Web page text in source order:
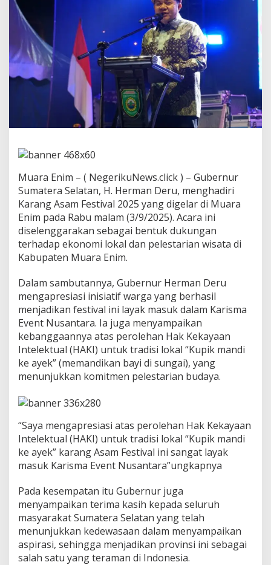
E
o
n
m
L
e
w
a
t
K
a
r
a
A
s
a
m
F
e
s
t
i
i
M
u
a
E
n
i
m
Muara Enim – ( NegerikuNews.click ) – Gubernur
Sumatera Selatan, H. Herman Deru, menghadiri
Karang Asam Festival 2025 yang digelar di Muara
Enim pada Rabu malam (3/9/2025). Acara ini
diselenggarakan sebagai bentuk dukungan
terhadap ekonomi lokal dan pelestarian wisata di
Kabupaten Muara Enim.
Dalam sambutannya, Gubernur Herman Deru
mengapresiasi inisiatif warga yang berhasil
menjadikan festival ini layak masuk dalam Karisma
Event Nusantara. Ia juga menyampaikan
kebanggaannya atas perolehan Hak Kekayaan
Intelektual (HAKI) untuk tradisi lokal “Kupik mandi
ke ayek” (memandikan bayi di sungai), yang
menunjukkan komitmen pelestarian budaya.
“Saya mengapresiasi atas perolehan Hak Kekayaan
Intelektual (HAKI) untuk tradisi lokal “Kupik mandi
ke ayek” karang Asam Festival ini sangat layak
masuk Karisma Event Nusantara”ungkapnya
Pada kesempatan itu Gubernur juga
menyampaikan terima kasih kepada seluruh
masyarakat Sumatera Selatan yang telah
menunjukkan kedewasaan dalam menyampaikan
aspirasi, sehingga menjadikan provinsi ini sebagai
salah satu yang teraman di Indonesia.